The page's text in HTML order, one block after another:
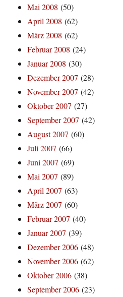
Mai 2008 (50)
April 2008 (62)
März 2008 (62)
Februar 2008 (24)
Januar 2008 (30)
Dezember 2007 (28)
November 2007 (42)
Oktober 2007 (27)
September 2007 (42)
August 2007 (60)
Juli 2007 (66)
Juni 2007 (69)
Mai 2007 (89)
April 2007 (63)
März 2007 (60)
Februar 2007 (40)
Januar 2007 (39)
Dezember 2006 (48)
November 2006 (62)
Oktober 2006 (38)
September 2006 (23)